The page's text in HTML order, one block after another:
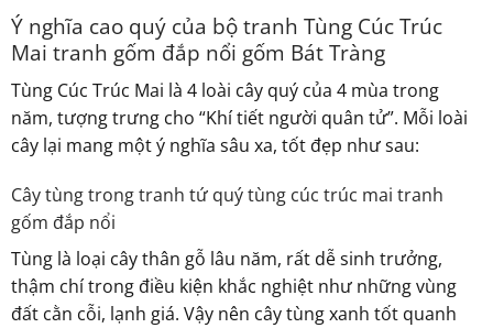
Ý nghĩa cao quý của bộ tranh Tùng Cúc Trúc
Mai tranh gốm đắp nổi gốm Bát Tràng
Tùng Cúc Trúc Mai là 4 loài cây quý của 4 mùa trong
năm, tượng trưng cho “Khí tiết người quân tử”. Mỗi loài
cây lại mang một ý nghĩa sâu xa, tốt đẹp như sau:
Cây tùng trong tranh tứ quý tùng cúc trúc mai tranh
gốm đắp nổi
Tùng là loại cây thân gỗ lâu năm, rất dễ sinh trưởng,
thậm chí trong điều kiện khắc nghiệt như những vùng
đất cằn cỗi, lạnh giá. Vậy nên cây tùng xanh tốt quanh